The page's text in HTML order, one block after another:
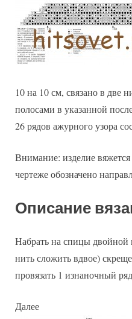
10 на 10 см, связано в две
полосами в указанной
26 рядов ажурного узора
Внимание: изделие
чертеже обозначено
Описание
Набрать на спицы
нить сложить вдвое)
провязать 1 изнаночный
Далее